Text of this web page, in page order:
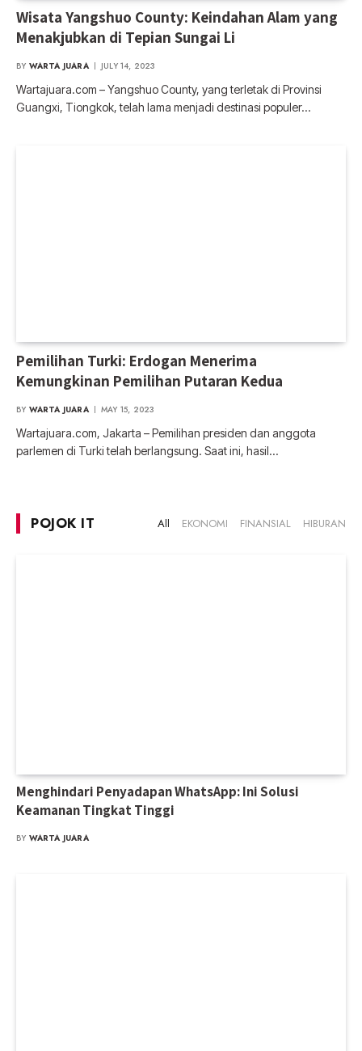
Wisata Yangshuo County: Keindahan Alam yang
Menakjubkan di Tepian Sungai Li
BY WARTA JUARA JULY 14, 2023
Wartajuara.com – Yangshuo County, yang terletak di Provinsi
Guangxi, Tiongkok, telah lama menjadi destinasi populer…
Pemilihan Turki: Erdogan Menerima
Kemungkinan Pemilihan Putaran Kedua
BY WARTA JUARA MAY 15, 2023
Wartajuara.com, Jakarta – Pemilihan presiden dan anggota
parlemen di Turki telah berlangsung. Saat ini, hasil…
POJOK IT All EKONOMI FINANSIAL HIBURAN
Menghindari Penyadapan WhatsApp: Ini Solusi
Keamanan Tingkat Tinggi
BY WARTA JUARA